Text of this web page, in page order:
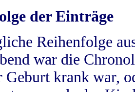
der Einträge
Reihenfolge
war die
Geburt krank war,